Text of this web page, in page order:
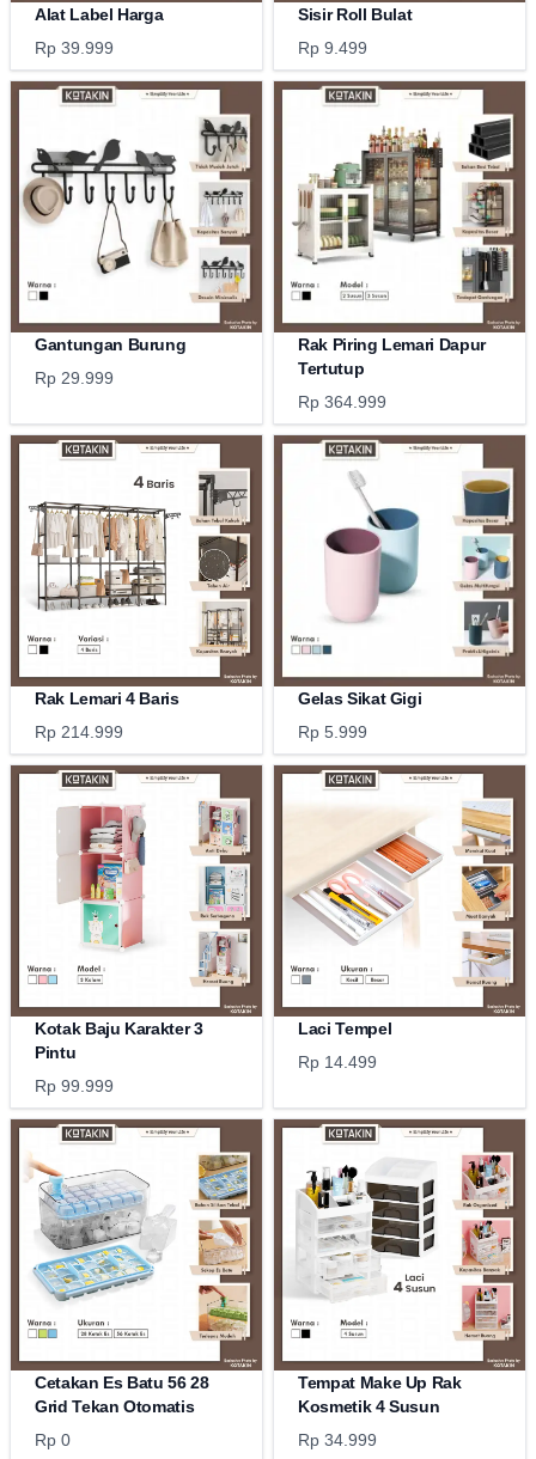
Alat Label Harga
Rp 39.999
Sisir Roll Bulat
Rp 9.499
Gantungan Burung
Rp 29.999
Rak Piring Lemari Dapur
Tertutup
Rp 364.999
Rak Lemari 4 Baris
Rp 214.999
Gelas Sikat Gigi
Rp 5.999
Kotak Baju Karakter 3
Pintu
Rp 99.999
Laci Tempel
Rp 14.499
Cetakan Es Batu 56 28
Grid Tekan Otomatis
Rp 0
Tempat Make Up Rak
Kosmetik 4 Susun
Rp 34.999